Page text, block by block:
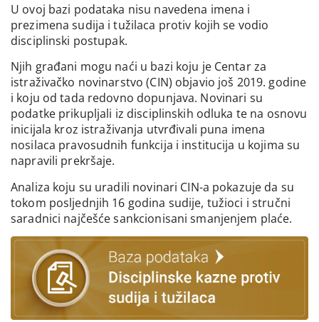
U ovoj bazi podataka nisu navedena imena i
prezimena sudija i tužilaca protiv kojih se vodio
disciplinski postupak.
Njih građani mogu naći u bazi koju je Centar za
istraživačko novinarstvo (CIN) objavio još 2019. godine
i koju od tada redovno dopunjava. Novinari su
podatke prikupljali iz disciplinskih odluka te na osnovu
inicijala kroz istraživanja utvrđivali puna imena
nosilaca pravosudnih funkcija i institucija u kojima su
napravili prekršaje.
Analiza koju su uradili novinari CIN-a pokazuje da su
tokom posljednjih 16 godina sudije, tužioci i stručni
saradnici najčešće sankcionisani smanjenjem plaće.